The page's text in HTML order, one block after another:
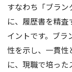
すなわち「ブラ
に、履歴書を精
イントです。ブ
性を示し、一貫性
に、現職で培っ